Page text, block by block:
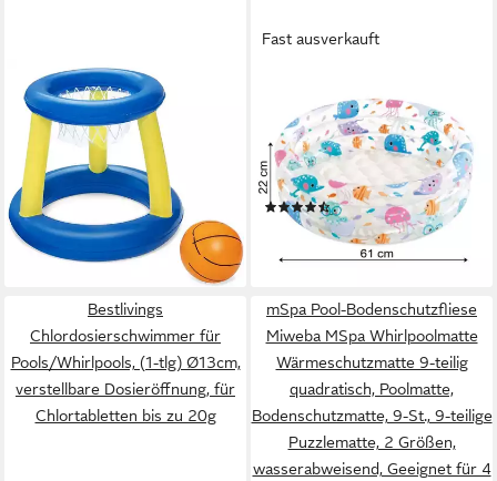
BESTWAY
Badespielzeug Wasser-
Basketball mit Ball, 91 cm,
Poolspiel, Pool baden
schwimmen spielen,
Badespaß, Wasserspiel
ab 9,98 € 11,95 €
-16%
lieferbar - in 3-4 Werktagen bei dir
Fast ausverkauft
Planschbecken Aufblasbares
Kinderbecken Baby-Pool,
(Spar-Set, 1-tlg., Meerestiere),
blitzschnell eine sichere und
erfrischende Spielzone
(8)
ab 11,70 €
lieferbar - in 2-3 Werktagen bei dir
Bestlivings
Chlordosierschwimmer für
Pools/Whirlpools, (1-tlg) Ø13cm,
verstellbare Dosieröffnung, für
Chlortabletten bis zu 20g
mSpa Pool-Bodenschutzfliese
Miweba MSpa Whirlpoolmatte
Wärmeschutzmatte 9-teilig
quadratisch, Poolmatte,
Bodenschutzmatte, 9-St., 9-teilige
Puzzlematte, 2 Größen,
wasserabweisend, Geeignet für 4